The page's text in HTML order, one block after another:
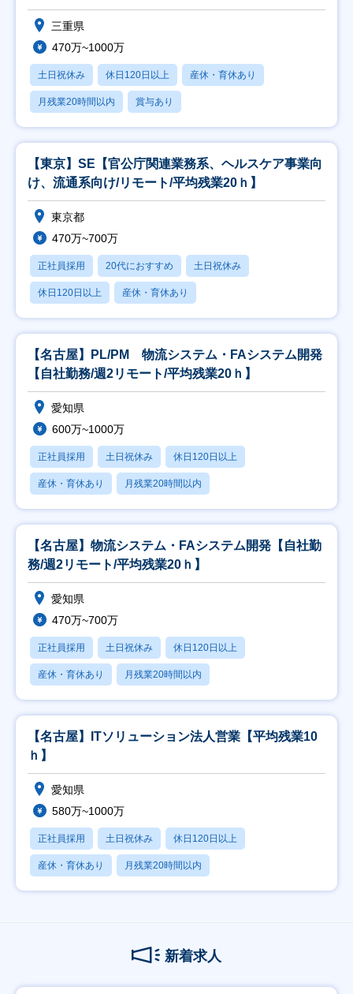
三重県
470万~1000万
土日祝休み 休日120日以上 産休・育休あり
月残業20時間以内 賞与あり
【東京】SE【官公庁関連業務系、ヘルスケア事業向
け、流通系向け/リモート/平均残業20ｈ】
東京都
470万~700万
正社員採用 20代におすすめ 土日祝休み
休日120日以上 産休・育休あり
【名古屋】PL/PM 物流システム・FAシステム開発
【自社勤務/週2リモート/平均残業20ｈ】
愛知県
600万~1000万
正社員採用 土日祝休み 休日120日以上
産休・育休あり 月残業20時間以内
【名古屋】物流システム・FAシステム開発【自社勤
務/週2リモート/平均残業20ｈ】
愛知県
470万~700万
正社員採用 土日祝休み 休日120日以上
産休・育休あり 月残業20時間以内
【名古屋】ITソリューション法人営業【平均残業10
ｈ】
愛知県
580万~1000万
正社員採用 土日祝休み 休日120日以上
産休・育休あり 月残業20時間以内
新着求人